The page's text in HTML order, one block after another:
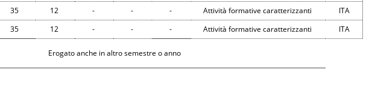
35 12 - - - Attività formative caratterizzanti ITA
35 12 - - - Attività formative caratterizzanti ITA
Erogato anche in altro semestre o anno